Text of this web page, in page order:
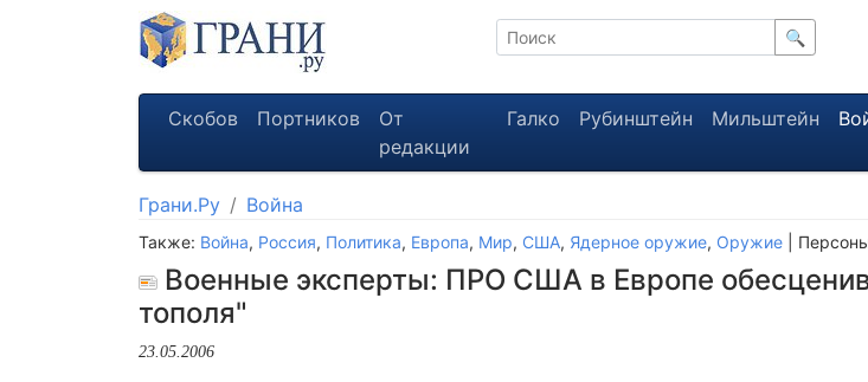
🔍
Скобов Портников
От
редакции
Галко Рубинштейн Мильштейн
Грани.Ру Война
Также: Война, Россия, Политика, Европа, Мир, США, Ядерное оружие, Оружие |
Военные эксперты: ПРО США в Европе
тополя"
23.05.2006